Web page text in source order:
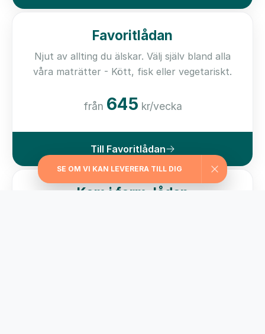
Favoritlådan
Njut av allting du älskar. Välj själv bland alla
våra maträtter - Kött, fisk eller vegetariskt.
från 645 kr/vecka
Till Favoritlådan
Kom i form-lådan
SE OM VI KAN LEVERERA TILL DIG